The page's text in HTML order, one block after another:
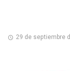
29 de septiembre